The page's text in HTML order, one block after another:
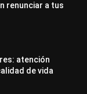
renunciar a tus
atención
de vida